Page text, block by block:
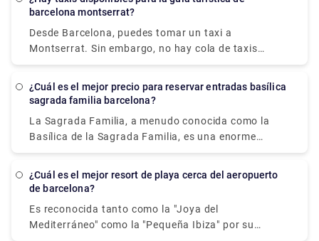
aeropuerto de Barcelona es de £ 80.
barcelona montserrat?
Desde Barcelona, puedes tomar un taxi a
Montserrat. Sin embargo, no hay cola de taxis
después de llegar a Montserrat. Debe ponerse en
hacer una solicitud para que lo recoja y lo lleve de
Montserrat, no olvides disfrutar de las vistas
panorámicas de Catalunya. Debido a que
también le ofrece un ambiente tranquilo y sereno.
¿Cuál es el mejor precio para reservar entradas basílica
sagrada familia barcelona?
La Sagrada Familia, a menudo conocida como la
Basílica de la Sagrada Familia, es una enorme
basílica menor católica romana inacabada en
Gaudí (1852–1926), un destacado arquitecto
Humanidad por la UNESCO. Fue construido en 1882
y es un buen ejemplo de arquitectura Art Nouveau.
¿Cuál es el mejor resort de playa cerca del aeropuerto
de barcelona?
Es reconocida tanto como la "Joya del
Mediterráneo" como la "Pequeña Ibiza" por su